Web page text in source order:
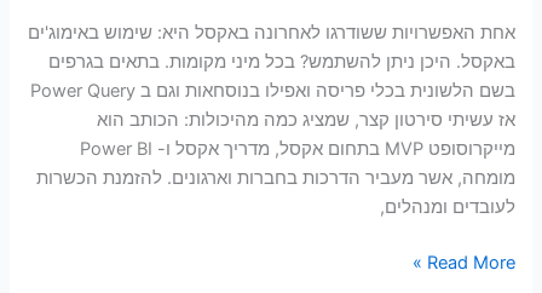
אחת האפשרויות ששודרגו לאחרונה באקסל היא: שימוש באימוג'ים
באקסל. היכן ניתן להשתמש? בכל מיני מקומות. בתאים בגרפים
בשם הלשונית בכלי פריסה ואפילו בנוסחאות וגם ב Power Query
אז עשיתי סירטון קצר, שמציג כמה מהיכולות: הכותב הוא
מייקרוסופט MVP בתחום אקסל, מדריך אקסל ו- Power BI
מומחה, אשר מעביר הדרכות בחברות וארגונים. להזמנת הכשרות
לעובדים ומנהלים,
Read More »